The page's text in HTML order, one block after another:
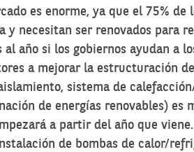
es enorme, ya que el 75%
y necesitan ser renovados para
al año si los gobiernos ayudan a
a mejorar la estructuración
sistema de
de energías renovables) es
a partir del año que
de bombas de calor/